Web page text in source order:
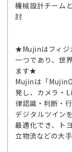
機械設計チーム
討
★Mujinはフィジ
一つであり、世
ます★
Mujinは「
発し、カメラ・
律認識・判断・
デジタルツイン
最適化でき、ト
立物流などの大